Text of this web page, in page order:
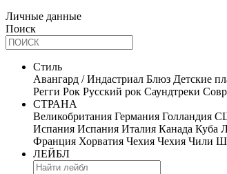
Личные данные
Поиск
Стиль
Авангард / Индастриал Блюз Детские
Регги Рок Русский рок Саундтреки
СТРАНА
Великобритания Германия Голландия
Испания Испания Италия Канада Куба
Франция Хорватия Чехия Чехия Чили
ЛЕЙБЛ